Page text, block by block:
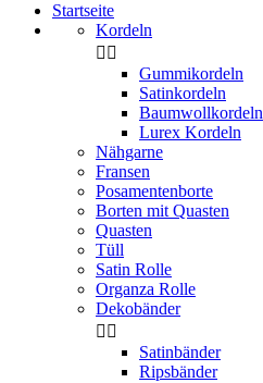
Startseite
Kordeln
 
Gummikordeln
Satinkordeln
Baumwollkordeln
Lurex Kordeln
Nähgarne
Fransen
Posamentenborte
Borten mit Quasten
Quasten
Tüll
Satin Rolle
Organza Rolle
Dekobänder
 
Satinbänder
Ripsbänder